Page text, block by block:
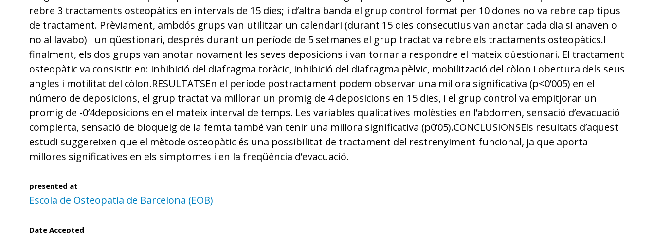
rebre 3 tractaments osteopàtics en intervals de 15 dies; i d’altra banda el grup control format per 10 dones no va rebre cap tipus
de tractament. Prèviament, ambdós grups van utilitzar un calendari (durant 15 dies consecutius van anotar cada dia si anaven o
no al lavabo) i un qüestionari, després durant un període de 5 setmanes el grup tractat va rebre els tractaments osteopàtics.I
finalment, els dos grups van anotar novament les seves deposicions i van tornar a respondre el mateix qüestionari. El tractament
osteopàtic va consistir en: inhibició del diafragma toràcic, inhibició del diafragma pèlvic, mobilització del còlon i obertura dels seus
angles i motilitat del còlon.RESULTATSEn el període postractament podem observar una millora significativa (p<0’005) en el
número de deposicions, el grup tractat va millorar un promig de 4 deposicions en 15 dies, i el grup control va empitjorar un
promig de -0’4deposicions en el mateix interval de temps. Les variables qualitatives molèsties en l’abdomen, sensació d’evacuació
complerta, sensació de bloqueig de la femta també van tenir una millora significativa (p0’05).CONCLUSIONSEls resultats d’aquest
estudi suggereixen que el mètode osteopàtic és una possibilitat de tractament del restrenyiment funcional, ja que aporta
millores significatives en els símptomes i en la freqüència d’evacuació.
presented at
Escola de Osteopatia de Barcelona (EOB)
Date Accepted